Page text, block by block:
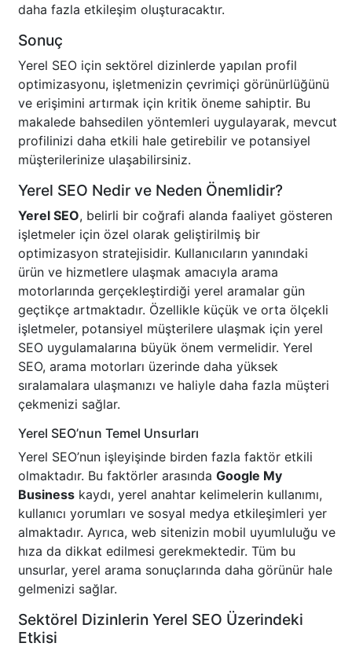
daha fazla etkileşim oluşturacaktır.
Sonuç
Yerel SEO için sektörel dizinlerde yapılan profil
optimizasyonu, işletmenizin çevrimiçi görünürlüğünü
ve erişimini artırmak için kritik öneme sahiptir. Bu
makalede bahsedilen yöntemleri uygulayarak, mevcut
profilinizi daha etkili hale getirebilir ve potansiyel
müşterilerinize ulaşabilirsiniz.
Yerel SEO Nedir ve Neden Önemlidir?
Yerel SEO, belirli bir coğrafi alanda faaliyet gösteren
işletmeler için özel olarak geliştirilmiş bir
optimizasyon stratejisidir. Kullanıcıların yanındaki
ürün ve hizmetlere ulaşmak amacıyla arama
motorlarında gerçekleştirdiği yerel aramalar gün
geçtikçe artmaktadır. Özellikle küçük ve orta ölçekli
işletmeler, potansiyel müşterilere ulaşmak için yerel
SEO uygulamalarına büyük önem vermelidir. Yerel
SEO, arama motorları üzerinde daha yüksek
sıralamalara ulaşmanızı ve haliyle daha fazla müşteri
çekmenizi sağlar.
Yerel SEO’nun Temel Unsurları
Yerel SEO’nun işleyişinde birden fazla faktör etkili
olmaktadır. Bu faktörler arasında Google My
Business kaydı, yerel anahtar kelimelerin kullanımı,
kullanıcı yorumları ve sosyal medya etkileşimleri yer
almaktadır. Ayrıca, web sitenizin mobil uyumluluğu ve
hıza da dikkat edilmesi gerekmektedir. Tüm bu
unsurlar, yerel arama sonuçlarında daha görünür hale
gelmenizi sağlar.
Sektörel Dizinlerin Yerel SEO Üzerindeki
Etkisi